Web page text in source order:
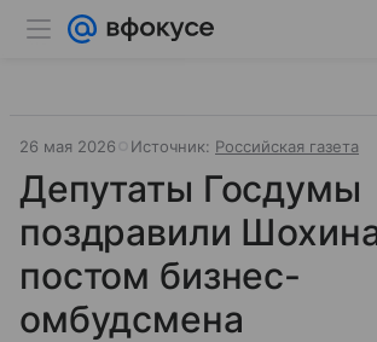
26 мая 2026 Источник: Российская газета
Депутаты Госдумы
поздравили
постом бизнес-
омбудсмена